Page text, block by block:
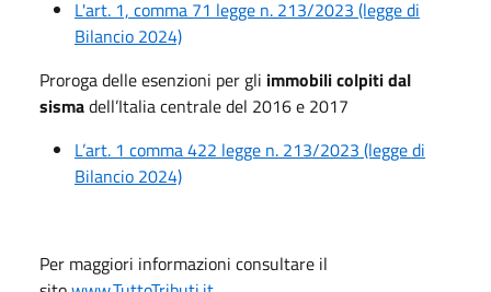
L'art. 1, comma 71 legge n. 213/2023 (legge di
Bilancio 2024)
Proroga delle esenzioni per gli immobili colpiti dal
sismadell’Italia centrale del 2016 e 2017
L’art. 1 comma 422 legge n. 213/2023 (legge di
Bilancio 2024)
Per maggiori informazioni consultare il